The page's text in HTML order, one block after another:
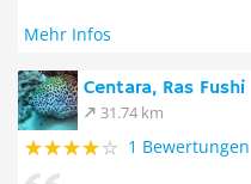
Mehr Infos
Centara, Ras Fushi
31.74 km
1 Bewertungen